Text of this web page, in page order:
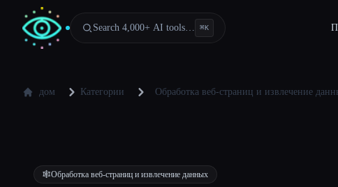
Search 4,000+ AI tools… ⌘K
дом Категории Обработка веб-страниц и извлечение
🕸️Обработка веб-страниц и извлечение данных